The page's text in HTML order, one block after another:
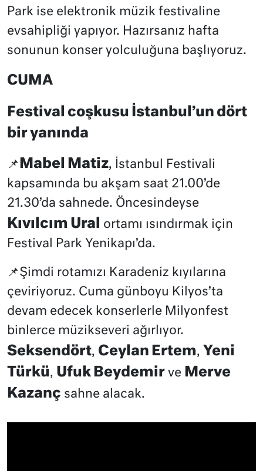
Park ise elektronik müzik festivaline
evsahipliği yapıyor. Hazırsanız hafta
sonunun konser yolculuğuna başlıyoruz.
CUMA
Festival coşkusu İstanbul’un dört
bir yanında
📌 Mabel Matiz, İstanbul Festivali
kapsamında bu akşam saat 21.00’de
21.30’da sahnede. Öncesindeyse
Kıvılcım Ural
ortamı ısındırmak için
Festival Park Yenikapı’da.
📌Şimdi rotamızı Karadeniz kıyılarına
çeviriyoruz. Cuma günboyu Kilyos’ta
devam edecek konserlerle Milyonfest
binlerce müzikseveri ağırlıyor.
Seksendört, Ceylan Ertem, Yeni
Türkü, Ufuk Beydemir ve Merve
Kazanç sahne alacak.